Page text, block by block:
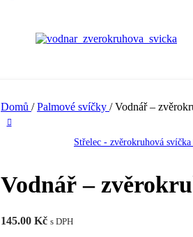
Domů / Palmové svíčky / Vodnář –
Střelec - zvěrokruhová
Vodnář –
145.00 Kč s DPH